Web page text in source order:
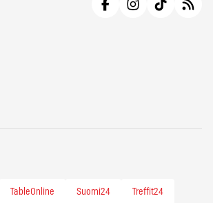
TableOnline Suomi24 Treffit24